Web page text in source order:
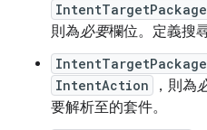
IntentTargetPackage
則為必要欄位。定義搜
IntentTargetPackage
IntentAction ，則為
要解析至的套件。